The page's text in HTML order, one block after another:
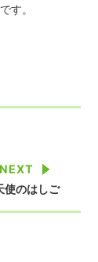
す。
NEXT
使のはしご